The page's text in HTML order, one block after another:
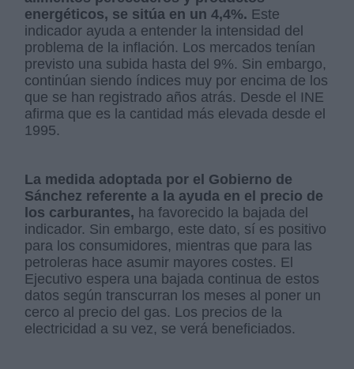
energéticos, se sitúa en un 4,4%. Este
indicador ayuda a entender la intensidad del
problema de la inflación. Los mercados tenían
previsto una subida hasta del 9%. Sin embargo,
continúan siendo índices muy por encima de los
que se han registrado años atrás. Desde el INE
afirma que es la cantidad más elevada desde el
1995.
La medida adoptada por el Gobierno de
Sánchez referente a la ayuda en el precio de
los carburantes, ha favorecido la bajada del
indicador. Sin embargo, este dato, sí es positivo
para los consumidores, mientras que para las
petroleras hace asumir mayores costes. El
Ejecutivo espera una bajada continua de estos
datos según transcurran los meses al poner un
cerco al precio del gas. Los precios de la
electricidad a su vez, se verá beneficiados.